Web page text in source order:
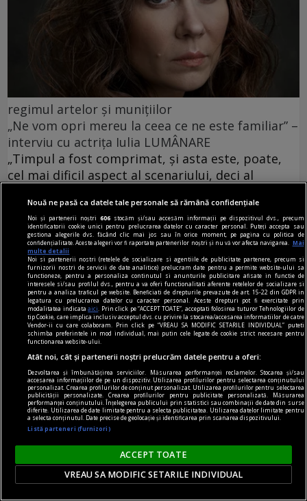
regimul artelor şi muniţiilor
„Ne vom opri mereu la ceea ce ne este familiar” –
interviu cu actrița Iulia LUMÂNARE
„Timpul a fost comprimat, și asta este, poate,
cel mai dificil aspect al scenariului, deci al
Roxana CĂLINESCU
regimul artelor și munițiilor
„Scriu ce văd în jurul meu, ca și cum aș fi în
mijlocul acțiunii, dar invizibil“ – interviu cu Iulian
POPA
„Un chimist, un om cu educație științifică, dar
Nouă ne pasă ca datele tale personale să rămână confidențiale
Noi și partenerii noștri606 stocăm și/sau accesăm informații pe dispozitivul dvs., precum
identificatorii cookie unici pentru prelucrarea datelor cu caracter personal. Puteți accepta sau
gestiona alegerile dvs. făcând clic mai jos sau în orice moment, pe pagina cu politica de
confidențialitate. Aceste alegeri vor fi raportate partenerilor noștri și nu vă vor afecta navigarea.
Mai
multe detalii
Noi si partenerii nostri (retelele de socializare si agentiile de publicitate partenere, precum si
furnizorii nostri de servicii de date analitice) prelucram date pentru a permite website-ului sa
functioneze, pentru a personaliza continutul si anunturile publicitare afisate in functie de
interesele si/sau profilul dvs., pentru a va oferi functionalitati aferente retelelor de socializare si
pentru a analiza traficul pe website. Beneficiati de drepturile prevazute de art. 15-22 din GDPR in
legatura cu prelucrarea datelor cu caracter personal. Aceste drepturi pot fi exercitate prin
modalitatea indicataaici
. Prin click pe “ACCEPT TOATE”, acceptati folosirea tuturor Tehnologiilor de
tip Cookie, care implica inclusiv acceptul dvs. cu privire la stocarea/accesarea informatiilor de catre
Vendor-ii cu care colaboram. Prin click pe “VREAU SA MODIFIC SETARILE INDIVIDUAL” puteti
schimba preferintele in mod individual, mai putin cele legate de cookie strict necesare pentru
functionarea website-ului.
Atât noi, cât și partenerii noștri prelucrăm datele pentru a oferi:
Dezvoltarea și îmbunătățirea serviciilor. Măsurarea performanței reclamelor. Stocarea și/sau
accesarea informațiilor de pe un dispozitiv. Utilizarea profilurilor pentru selectarea conținutului
personalizat. Crearea profilurilor de conținut personalizat. Utilizarea profilurilor pentru selectarea
publicității personalizate. Crearea profilurilor pentru publicitate personalizată. Măsurarea
performanței conținutului. Înțelegerea publicului prin statistici sau combinații de date din surse
diferite. Utilizarea de date limitate pentru a selecta publicitatea. Utilizarea datelor limitate pentru
a selecta conținutul. Date precise de geolocație și identificarea prin scanarea dispozitivului.
Listă parteneri (furnizori)
ACCEPT TOATE
VREAU SA MODIFIC SETARILE INDIVIDUAL